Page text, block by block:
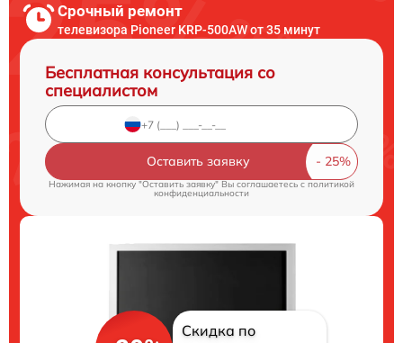
Срочный ремонт
телевизора Pioneer KRP-500AW от 35 минут
Бесплатная консультация со
специалистом
Оставить заявку
Нажимая на кнопку "Оставить заявку" Вы соглашаетесь c политикой
конфиденциальности
Скидка по